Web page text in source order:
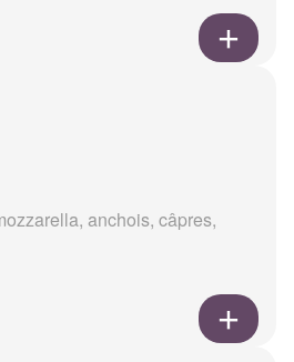
anchois, câpres,